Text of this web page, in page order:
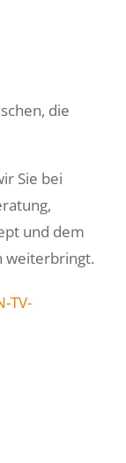
die
Sie bei
und dem
weiterbringt.
TV-